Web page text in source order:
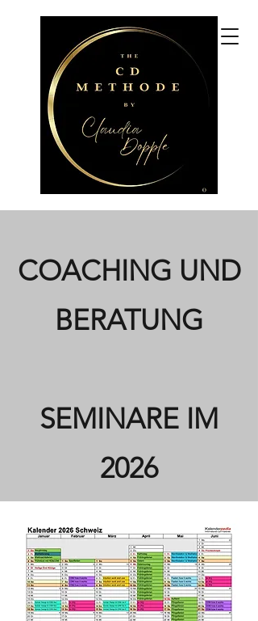
CLAUDIA DOPPLE
CDM Coaching und Beratung,
CDM Seminare, 3+
Praxisgruppen
COACHING UND
BERATUNG​​​​​​​​
SEMINARE IM
2026​